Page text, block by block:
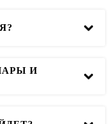
свыше 7000р
И